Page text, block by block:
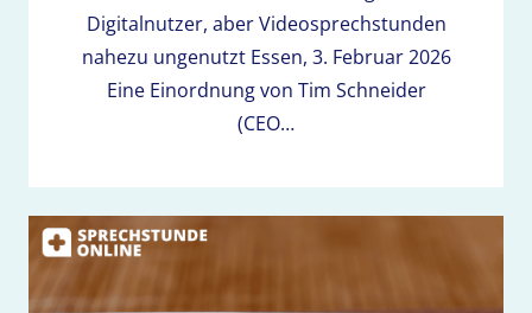
Digitalnutzer, aber Videosprechstunden
nahezu ungenutzt Essen, 3. Februar 2026
Eine Einordnung von Tim Schneider
(CEO…